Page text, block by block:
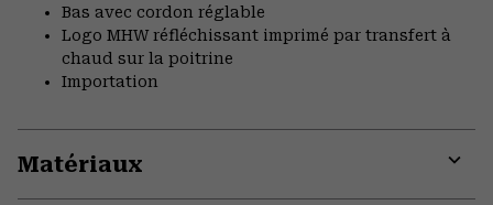
Bas avec cordon réglable
Logo MHW réfléchissant imprimé par transfert à
chaud sur la poitrine
Importation
Matériaux